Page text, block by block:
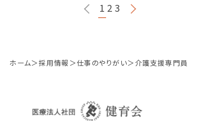
ホーム 採用情報 仕事のやりがい 介護支援専門員
1 2 3